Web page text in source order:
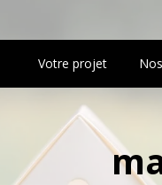
Votre projet